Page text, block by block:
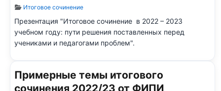
Информация о материале
Итоговое сочинение
Презентация "Итоговое сочинение в 2022 – 2023
учебном году: пути решения поставленных перед
учениками и педагогами проблем".
Примерные темы итогового
сочинения 2022/23 от ФИПИ